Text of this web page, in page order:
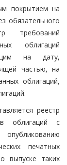
покрытием на
обязательного
требований
облигаций
на дату,
частью, на
облигаций,
реестр
облигаций с
печатных
выпуске таких